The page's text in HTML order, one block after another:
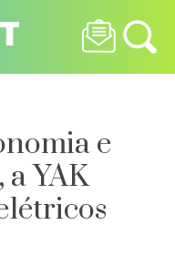
e
YAK